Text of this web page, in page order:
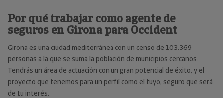
Por qué trabajar como agente de
seguros en Girona para Occident
Girona es una ciudad mediterránea con un censo de 103.369
personas a la que se suma la población de municipios cercanos.
Tendrás un área de actuación con un gran potencial de éxito, y el
proyecto que tenemos para un perfil como el tuyo, seguro que será
de tu interés.